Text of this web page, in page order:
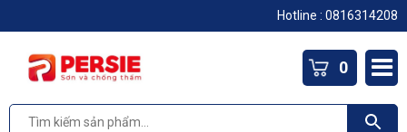
Hotline : 0816314208
0